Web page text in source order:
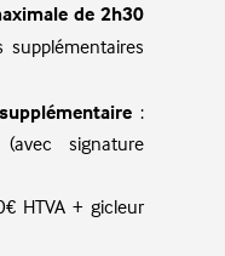
de 2h30
:
signature
HTVA + gicleur